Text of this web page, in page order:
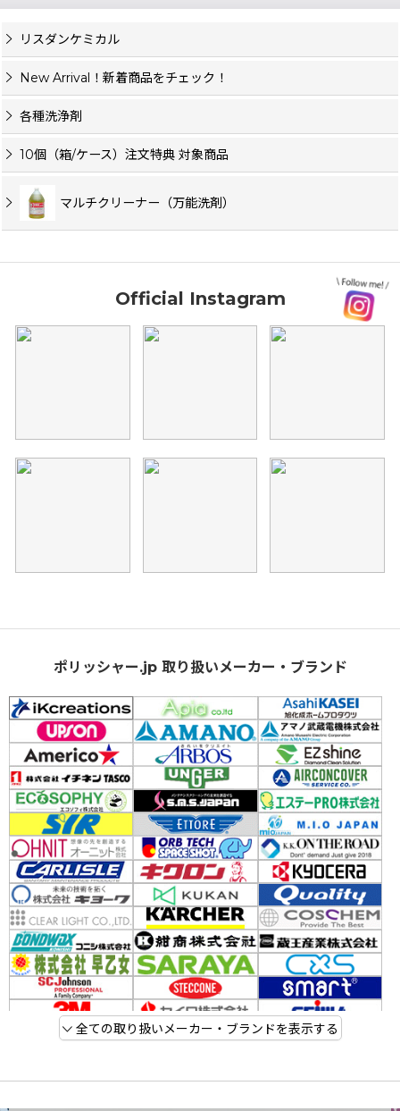
リスダンケミカル
New Arrival！新着商品をチェック！
各種洗浄剤
10個（箱/ケース）注文特典 対象商品
マルチクリーナー（万能洗剤）
Official Instagram
ポリッシャー.jp 取り扱いメーカー・ブランド
全ての取り扱いメーカー・ブランドを表示する